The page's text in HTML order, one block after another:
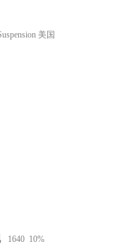
美国
1640 10%